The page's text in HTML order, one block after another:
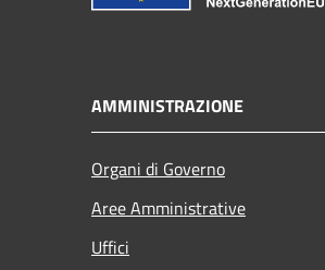
AMMINISTRAZIONE
Organi di Governo
Aree Amministrative
Uffici